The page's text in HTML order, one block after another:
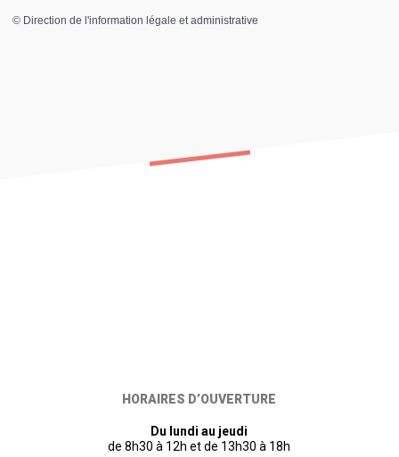
© Direction de l'information légale et administrative
HORAIRES D’OUVERTURE
Du lundi au jeudi
de 8h30 à 12h et de 13h30 à 18h